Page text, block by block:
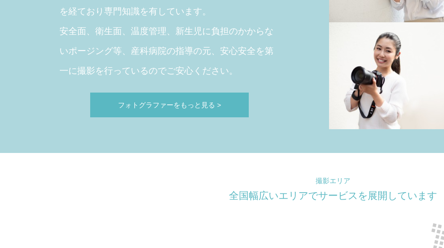
を経ており専門知識を有しています。
安全面、衛生面、温度管理、新生児に負担のかからな
いポージング等、産科病院の指導の元、安心安全を第
一に撮影を行っているのでご安心ください。
フォトグラファーをもっと見る >
撮影エリア
全国幅広いエリアでサービスを展開しています